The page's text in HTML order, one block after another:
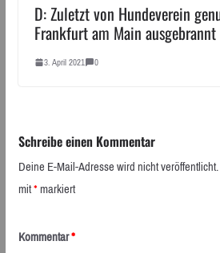
D: Zuletzt von Hundeverein
Frankfurt am Main ausgebrannt
3. April 2021 0
Schreibe einen Kommentar
Deine E-Mail-Adresse wird nicht veröffentlicht.
mit*markiert
Kommentar*